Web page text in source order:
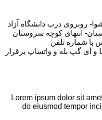
روبروی درب دانشگاه آزاد
انتهای کوچه سروستان
تماس با شماره تلفن
روبیکا و آی گپ بله و واتساپ برقرار
Lorem ipsum dolor sit
do eiusmod tempor